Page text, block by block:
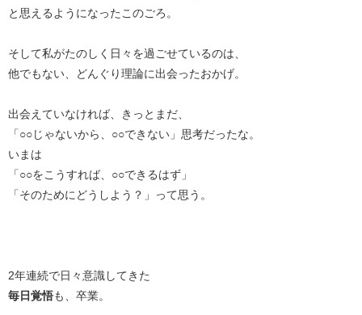
と思えるようになったこのごろ。
そして私がたのしく日々を過ごせているのは、
他でもない、どんぐり理論に出会ったおかげ。
出会えていなければ、きっとまだ、
「○○じゃないから、○○できない」思考だったな。
いまは
「○○をこうすれば、○○できるはず」
「そのためにどうしよう？」って思う。
2年連続で日々意識してきた
毎日覚悟も、卒業。